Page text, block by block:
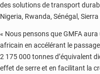
des solutions de transport
Nigeria, Rwanda, Sénégal,
« Nous pensons que GMFA
africain en accélérant le
2 175 000 tonnes d’équivalent
effet de serre et en facilitant la